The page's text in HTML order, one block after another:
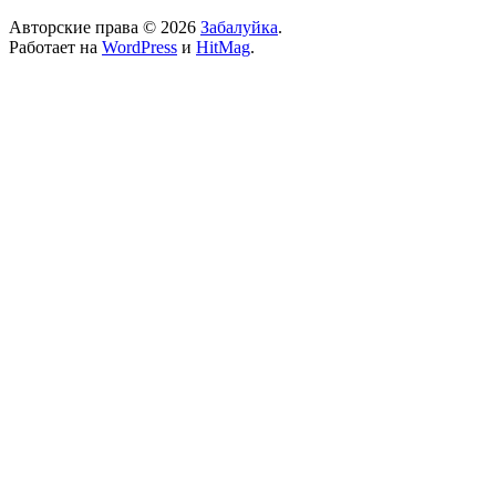
Авторские права © 2026 Забалуйка.
Работает на WordPress и HitMag.